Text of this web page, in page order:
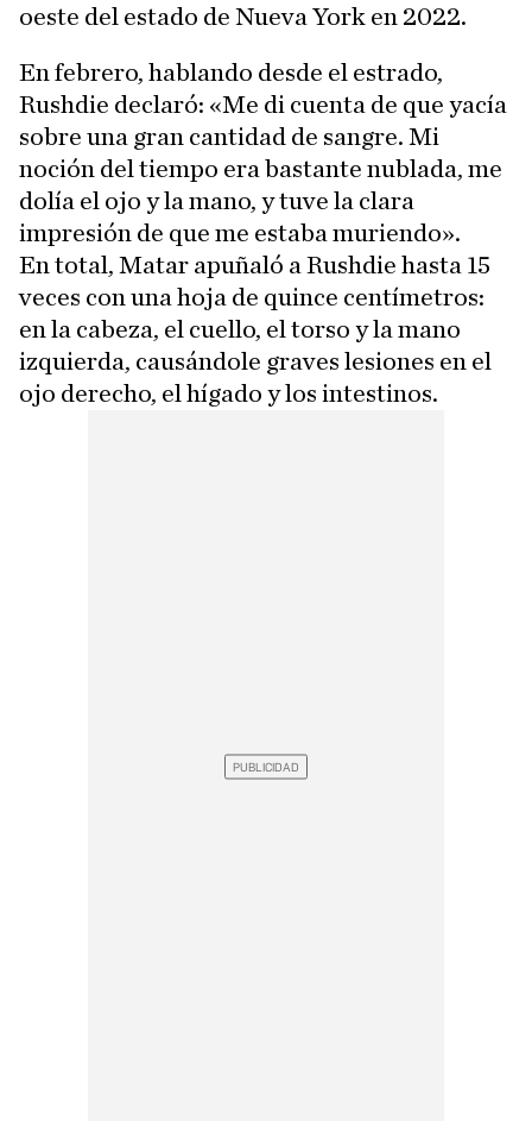
oeste del estado de Nueva York en 2022.
En febrero, hablando desde el estrado,
Rushdie declaró: «Me di cuenta de que yacía
sobre una gran cantidad de sangre. Mi
noción del tiempo era bastante nublada, me
dolía el ojo y la mano, y tuve la clara
impresión de que me estaba muriendo».
En total, Matar apuñaló a Rushdie hasta 15
veces con una hoja de quince centímetros:
en la cabeza, el cuello, el torso y la mano
izquierda, causándole graves lesiones en el
ojo derecho, el hígado y los intestinos.